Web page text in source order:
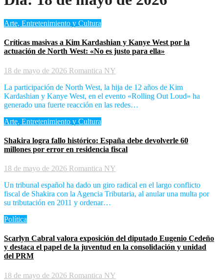
Arte, Entretenimiento y Cultura
Críticas masivas a Kim Kardashian y Kanye West por la
actuación de North West: «No es justo para ella»
18 de mayo de 2026 Romantica NY
La participación de North West, la hija de 12 años de Kim
Kardashian y Kanye West, en el evento «Rolling Out Loud» ha
generado una fuerte reacción en las redes…
Arte, Entretenimiento y Cultura
Shakira logra fallo histórico: España debe devolverle 60
millones por error en residencia fiscal
18 de mayo de 2026 Romantica NY
Un tribunal español ha dado un giro radical en el largo conflicto
fiscal de Shakira con la Agencia Tributaria, al anular una multa por
su tributación en 2011 y ordenar…
Política
Scarlyn Cabral valora exposición del diputado Eugenio Cedeño
y destaca el papel de la juventud en la consolidación y unidad
del PRM
18 de mayo de 2026 Romantica NY